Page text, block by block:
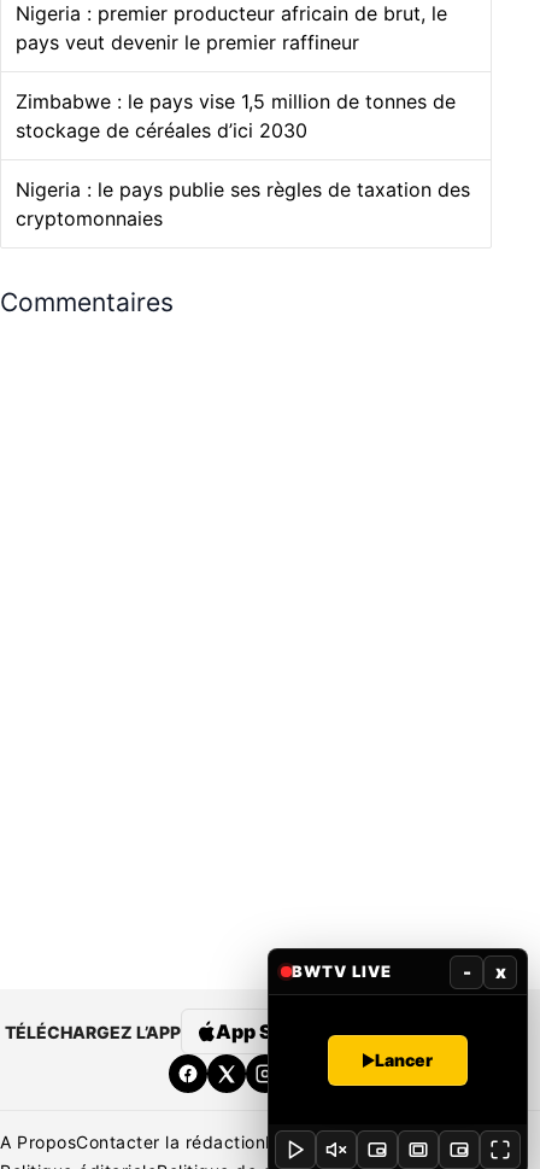
Nigeria : premier producteur africain de brut, le
pays veut devenir le premier raffineur
Zimbabwe : le pays vise 1,5 million de tonnes de
stockage de céréales d’ici 2030
Nigeria : le pays publie ses règles de taxation des
cryptomonnaies
Commentaires
TÉLÉCHARGEZ L’APP App Store Google Play
A ProposContacter la rédactionRédaction Mentions légales
BWTV LIVE - x
Lancer